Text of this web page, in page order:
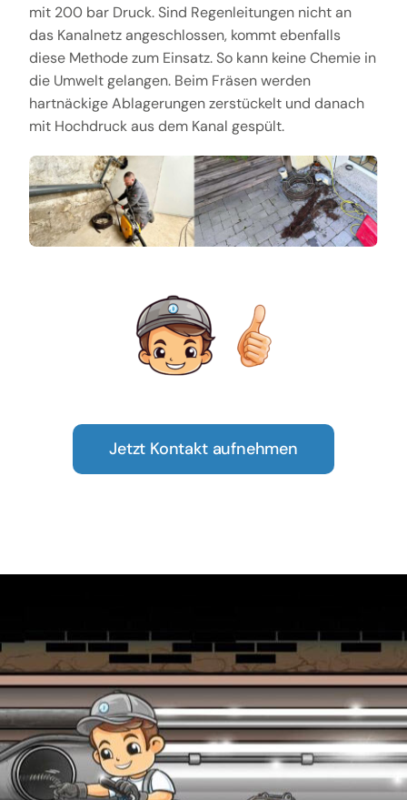
mit 200 bar Druck. Sind Regenleitungen nicht an
das Kanalnetz angeschlossen, kommt ebenfalls
diese Methode zum Einsatz. So kann keine Chemie in
die Umwelt gelangen. Beim Fräsen werden
hartnäckige Ablagerungen zerstückelt und danach
mit Hochdruck aus dem Kanal gespült.
Jetzt Kontakt aufnehmen